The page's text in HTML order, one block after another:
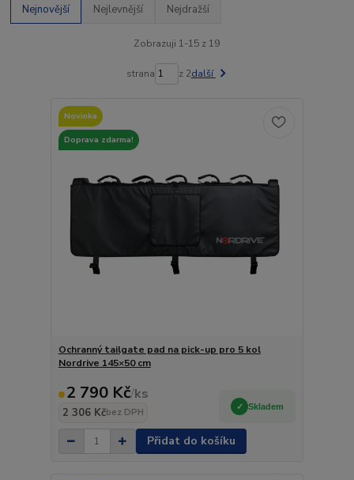
Nejnovější Nejlevnější Nejdražší
Zobrazuji 1-15 z 19
strana z 2další
Novinka
Doprava zdarma!
Ochranný tailgate pad na pick-up pro 5 kol
Nordrive 145×50 cm
2 790 Kč/ks
2 306 Kčbez DPH
Skladem
Přidat do košíku